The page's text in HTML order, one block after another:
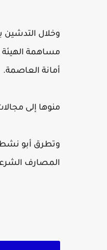
وخلال
أمانة العاصمة.
منوها إلى
وتطرق أبو
المصارف